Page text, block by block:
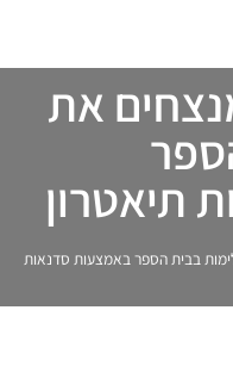
את
תיאטרון
בבית הספר באמצעות סדנאות